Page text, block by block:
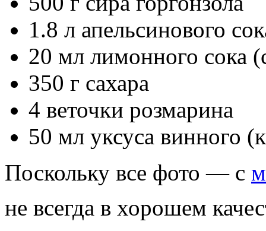
1.8 л апельсинового
20 мл лимонного сока
350 г сахара
4 веточки розмарина
50 мл уксуса винного
Поскольку все фото — с
не всегда в хорошем